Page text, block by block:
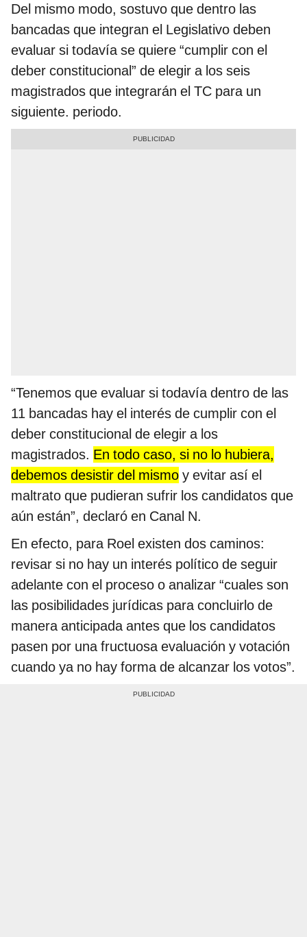
Del mismo modo, sostuvo que dentro las
bancadas que integran el Legislativo deben
evaluar si todavía se quiere “cumplir con el
deber constitucional” de elegir a los seis
magistrados que integrarán el TC para un
siguiente. periodo.
“Tenemos que evaluar si todavía dentro de las
11 bancadas hay el interés de cumplir con el
deber constitucional de elegir a los
magistrados. En todo caso, si no lo hubiera,
debemos desistir del mismo y evitar así el
maltrato que pudieran sufrir los candidatos que
aún están”, declaró en Canal N.
En efecto, para Roel existen dos caminos:
revisar si no hay un interés político de seguir
adelante con el proceso o analizar “cuales son
las posibilidades jurídicas para concluirlo de
manera anticipada antes que los candidatos
pasen por una fructuosa evaluación y votación
cuando ya no hay forma de alcanzar los votos”.